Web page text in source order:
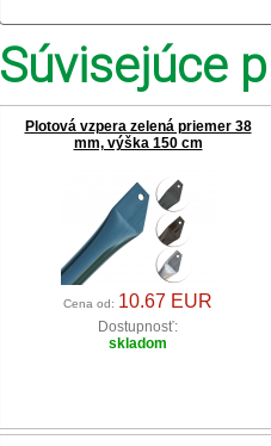
Súvisejúce
Plotová vzpera zelená priemer 38
mm, výška 150 cm
Cena od: 10.67 EUR
Dostupnosť:
skladom